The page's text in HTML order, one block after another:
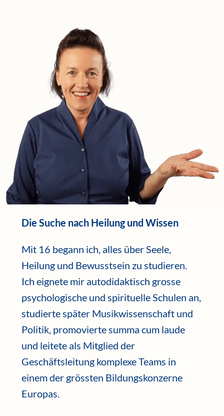
Die Suche nach Heilung und Wissen
Mit 16 begann ich, alles über Seele,
Heilung und Bewusstsein zu studieren.
Ich eignete mir autodidaktisch grosse
psychologische und spirituelle Schulen an,
studierte später Musikwissenschaft und
Politik, promovierte summa cum laude
und leitete als Mitglied der
Geschäftsleitung komplexe Teams in
einem der grössten Bildungskonzerne
Europas.